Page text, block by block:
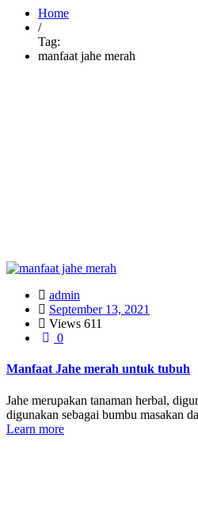
Home
/
Tag:
manfaat jahe merah
admin
September 13, 2021
Views 611
0
Manfaat Jahe merah untuk tubuh
Jahe merupakan tanaman herbal,
digunakan sebagai bumbu masakan
Learn more